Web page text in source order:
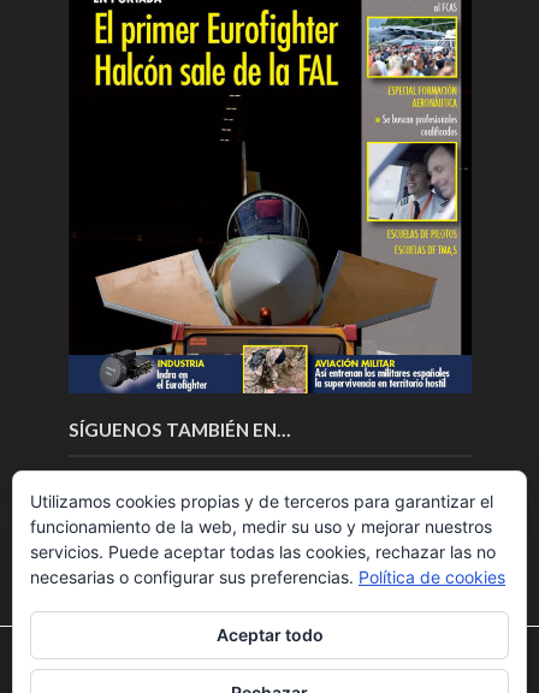
SÍGUENOS TAMBIÉN EN…
Utilizamos cookies para ofrecerte la mejor experiencia en
nuestra web.
Utilizamos cookies propias y de terceros para garantizar el
funcionamiento de la web, medir su uso y mejorar nuestros
servicios. Puede aceptar todas las cookies, rechazar las no
necesarias o configurar sus preferencias. Política de cookies
Aceptar todo